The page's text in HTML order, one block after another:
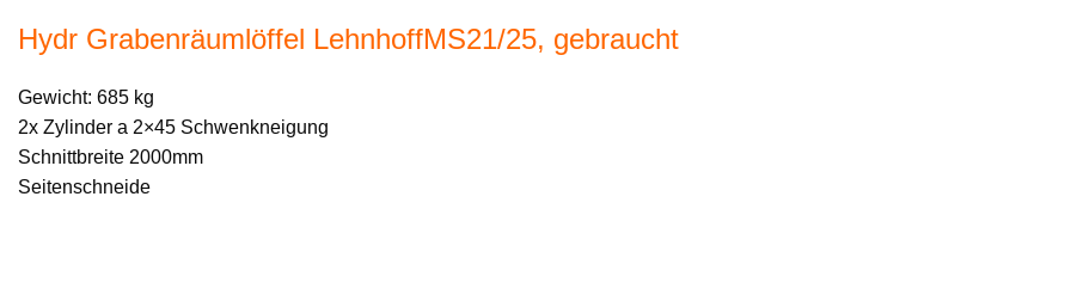
Hydr Grabenräumlöffel LehnhoffMS21/25, gebraucht
Gewicht: 685 kg
2x Zylinder a 2×45 Schwenkneigung
Schnittbreite 2000mm
Seitenschneide